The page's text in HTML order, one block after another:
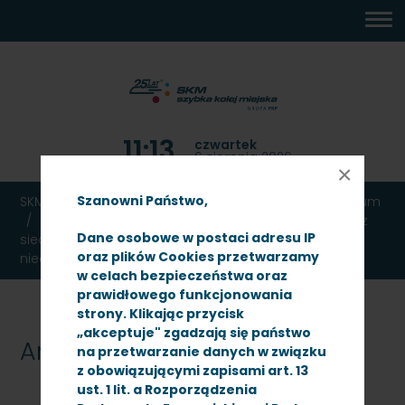
Szanowni Państwo,
Dane osobowe w postaci adresu IP
oraz plików Cookies przetwarzamy
w celach bezpieczeństwa oraz
prawidłowego funkcjonowania
strony. Klikając przycisk
„akceptuje" zgadzają się państwo
na przetwarzanie danych w związku
z obowiązującymi zapisami art. 13
ust. 1 lit. a Rozporządzenia
×
DOSTĘPNOŚCI
11:13 czwartek
6 sierpnia 2026
SKM TRÓJMIASTO Ogłoszenia
Archiwum
PKP SZYBKA KOLEJ MIEJSKA W TRÓJMIEŚCIE Sp. z o.o. z
siedzibą w Gdyni, ul. Morska 350 A ogłasza przetarg
nieograniczony - znak: SKMMS-ZP/N/56/10
Archiwum